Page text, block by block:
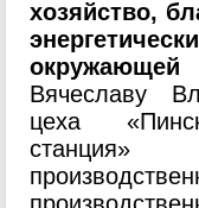
хозяйство,
Вячеславу
цеха
станция»